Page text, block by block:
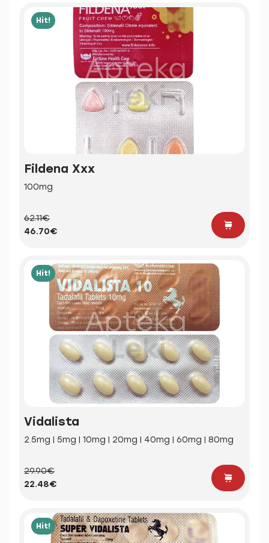
Hit!
Fildena Xxx
100mg
62.11€
46.70€
Hit!
Vidalista
2.5mg | 5mg | 10mg | 20mg | 40mg | 60mg | 80mg
29.90€
22.48€
Hit!